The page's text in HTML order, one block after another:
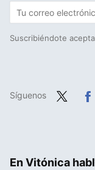
Suscribiéndote
Síguenos
En Vitónica